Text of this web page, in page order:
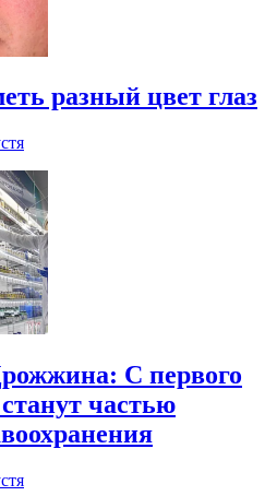
разный цвет глаз
С первого
частью